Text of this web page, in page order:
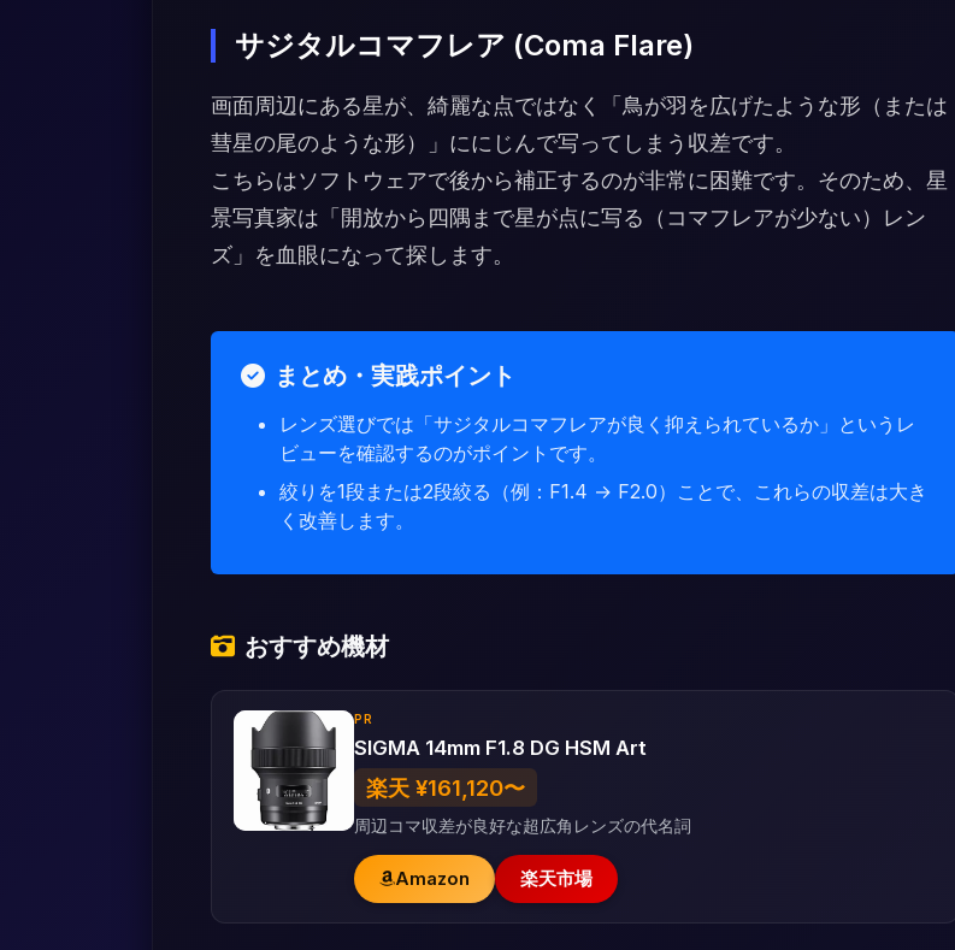
サジタルコマフレア (Coma Flare)
画面周辺にある星が、綺麗な点ではなく「鳥が羽を広げたような形（または
彗星の尾のような形）」ににじんで写ってしまう収差です。
こちらはソフトウェアで後から補正するのが非常に困難です。そのため、星
景写真家は「開放から四隅まで星が点に写る（コマフレアが少ない）レン
ズ」を血眼になって探します。
まとめ・実践ポイント
レンズ選びでは「サジタルコマフレアが良く抑えられているか」というレ
ビューを確認するのがポイントです。
絞りを1段または2段絞る（例：F1.4 → F2.0）ことで、これらの収差は大き
く改善します。
おすすめ機材
PR
SIGMA 14mm F1.8 DG HSM Art
楽天 ¥161,120〜
周辺コマ収差が良好な超広角レンズの代名詞
Amazon 楽天市場